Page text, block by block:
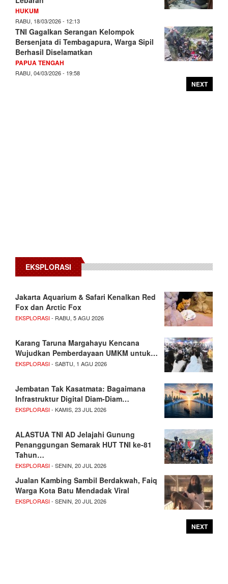
HUKUM
RABU, 18/03/2026 - 12:13
TNI Gagalkan Serangan Kelompok
Bersenjata di Tembagapura, Warga Sipil
Berhasil Diselamatkan
PAPUA TENGAH
RABU, 04/03/2026 - 19:58
NEXT
EKSPLORASI
Jakarta Aquarium & Safari Kenalkan Red
Fox dan Arctic Fox
EKSPLORASI- RABU, 5 AGU 2026
Karang Taruna Margahayu Kencana
Wujudkan Pemberdayaan UMKM untuk…
EKSPLORASI- SABTU, 1 AGU 2026
Jembatan Tak Kasatmata: Bagaimana
Infrastruktur Digital Diam-Diam…
EKSPLORASI- KAMIS, 23 JUL 2026
ALASTUA TNI AD Jelajahi Gunung
Penanggungan Semarak HUT TNI ke-81
Tahun…
EKSPLORASI- SENIN, 20 JUL 2026
Jualan Kambing Sambil Berdakwah, Faiq
Warga Kota Batu Mendadak Viral
EKSPLORASI- SENIN, 20 JUL 2026
NEXT